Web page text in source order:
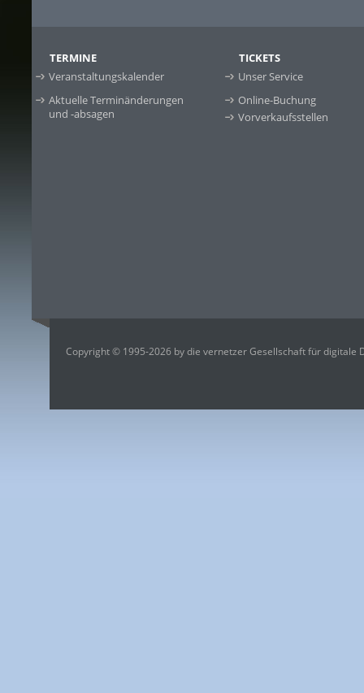
TERMINE
Veranstaltungskalender
Aktuelle Terminänderungen
und -absagen
TICKETS
Unser Service
Online-Buchung
Vorverkaufsstellen
Copyright © 1995-2026 by die vernetzer Gesellschaft für digitale